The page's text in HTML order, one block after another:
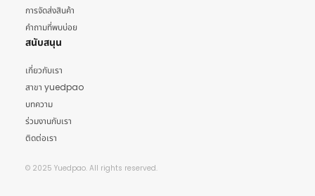
การจัดส่งสินค้า
คำถามที่พบบ่อย
สนับสนุน
เกี่ยวกับเรา
สาขา yuedpao
บทความ
ร่วมงานกับเรา
ติดต่อเรา
© 2025 Yuedpao. All rights reserved.